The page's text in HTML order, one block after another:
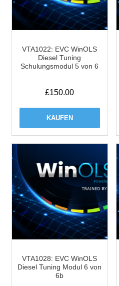
VTA1022: EVC WinOLS
Diesel Tuning
Schulungsmodul 5 von 6
£150.00
KAUFEN
VTA1028: EVC WinOLS
Diesel Tuning Modul 6 von
6b